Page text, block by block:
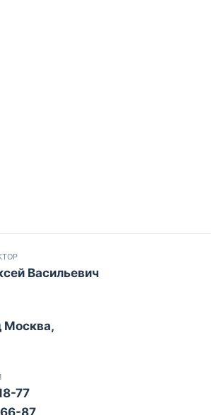
Васильевич
Москва,
77
87